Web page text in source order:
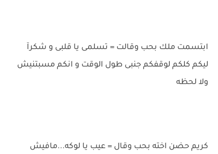
ابتسمت ملك بحب وقالت = تسلمى يا قلبى و شكرآ
ليكم كلكم لوقفكم جنبى طول الوقت و انكم مسبتنيش
ولا لحظه
كريم حضن اخته بحب وقال = عيب يا لوكه...مافيش